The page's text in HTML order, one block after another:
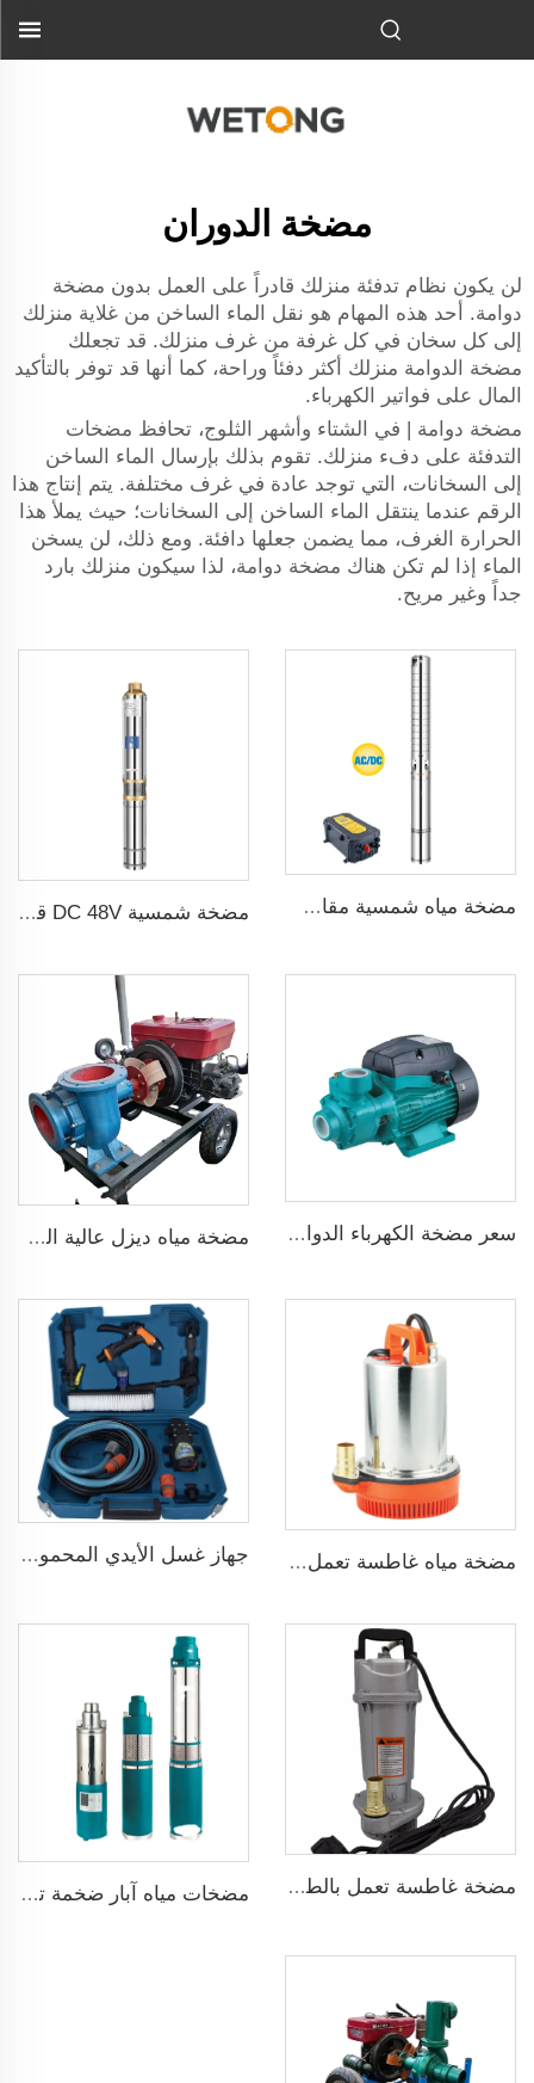
مضخة الدوران
لن يكون نظام تدفئة منزلك قادراً على العمل بدون مضخة
دوامة. أحد هذه المهام هو نقل الماء الساخن من غلاية منزلك
إلى كل سخان في كل غرفة من غرف منزلك. قد تجعلك
مضخة الدوامة منزلك أكثر دفئاً وراحة، كما أنها قد توفر بالتأكيد
المال على فواتير الكهرباء.
مضخة دوامة | في الشتاء وأشهر الثلوج، تحافظ مضخات
التدفئة على دفء منزلك. تقوم بذلك بإرسال الماء الساخن
إلى السخانات، التي توجد عادة في غرف مختلفة. يتم إنتاج هذا
الرقم عندما ينتقل الماء الساخن إلى السخانات؛ حيث يملأ هذا
الحرارة الغرف، مما يضمن جعلها دافئة. ومع ذلك، لن يسخن
الماء إذا لم تكن هناك مضخة دوامة، لذا سيكون منزلك بارد
جداً وغير مريح.
مضخة مياه شمسية مقاس 3 بوصة ذات شفرة من الفولاذ المقاوم للصدأ لري الزراعة مضخة شمسية DC 48V قدرة 1 حصان و750W مع منظم MPPT لري الزراعة
سعر مضخة الكهرباء الدوامة المنزلية سلسلة QB قوة 0.37KW 0.5 حصان مضخة محيطيةQB60 مضخة مياه ديزل عالية الضغط متداولة حديثة البيع لري الزراعة
مضخة مياه غاطسة تعمل بجهد 24 فولت DC جهاز غسل الأيدي المحمول 12V مضخة غسيل سيارات عالية الضغط
مضخة غاطسة تعمل بالطاقة الشمسية لآبار المياه العميقة DC مضخات مياه آبار ضخمة تعمل بالطاقة الشمسية